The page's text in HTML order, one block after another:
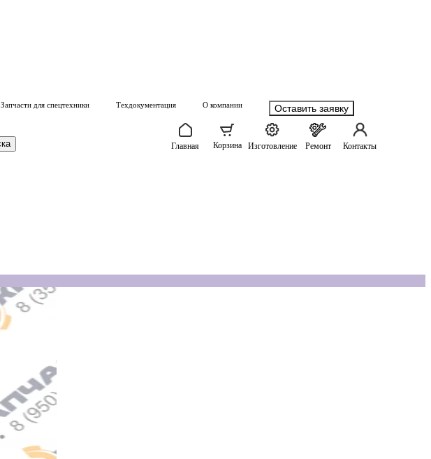
Запчасти для спецтехники Техдокументация О компании Оставить заявку
Главная Корзина Изготовление Ремонт Контакты